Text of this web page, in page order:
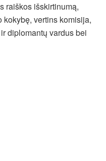
raiškos išskirtinumą,
vertins komisija,
diplomantų vardus bei